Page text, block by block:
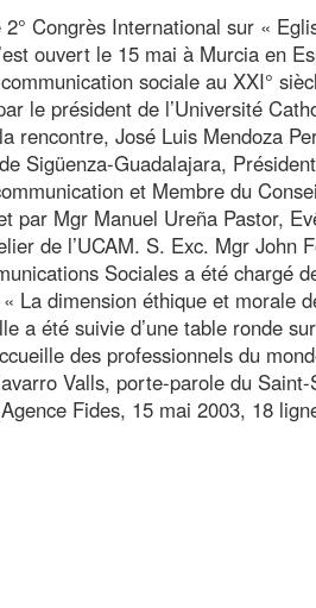
Congrès International sur «
ouvert le 15 mai à Murcia en
sociale au XXI°
le président de l’Université
rencontre, José Luis Mendoza
Sigüenza-Guadalajara,
et Membre du
par Mgr Manuel Ureña Pastor,
de l’UCAM. S. Exc. Mgr John
Sociales a été chargé
La dimension éthique et morale
a été suivie d’une table ronde
des professionnels du
Valls, porte-parole du
Fides, 15 mai 2003, 18